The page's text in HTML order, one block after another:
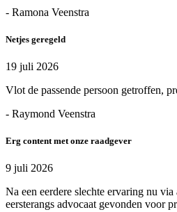
- Ramona Veenstra
Netjes geregeld
19 juli 2026
Vlot de passende persoon getroffen,
- Raymond Veenstra
Erg content met onze raadgever
9 juli 2026
Na een eerdere slechte ervaring nu
eersterangs advocaat gevonden voor